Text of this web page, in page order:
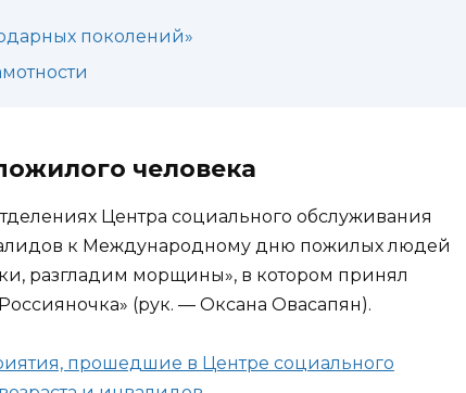
поколений»
человека
Центра социального обслуживания
к Международному дню пожилых людей
разгладим морщины», в котором принял
(рук. — Оксана Овасапян).